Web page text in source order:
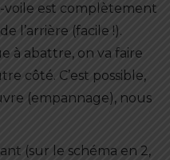
voile est complètement
l’arrière (facile !).
à abattre, on va faire
côté. C’est possible,
(empannage), nous
(sur le schéma en 2,